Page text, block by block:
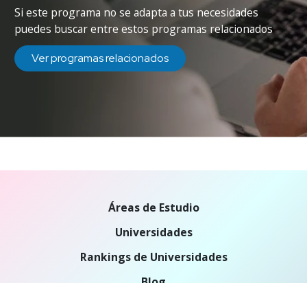
Si este programa no se adapta a tus necesidades
puedes buscar entre estos programas relacionados
Ver programas relacionados
Áreas de Estudio
Universidades
Rankings de Universidades